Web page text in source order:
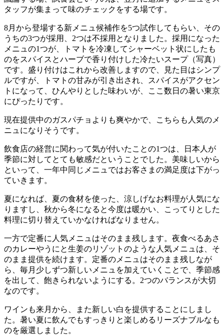
タッフが集まって味のチェックをする場です。
8月から登場する新メニュ候補作を5つ試作してもらい、その
うちの3つが採用、2つは不採用となりました。採用になった
メニュの1つが、トマトを冷凍してシャーベット状にしたも
のをスパイスとハーブで香り付けした冷たいスープ（写真）
です。盛り付けはこれから改善しますので、見た目はシンプ
ルですが、トマトの甘みが引き出され、スパイスがアクセン
トになって、ひんやりとした味わいが、ここ数日の暑い東京
にぴったりです。
現在提供中のガスパチョよりも爽やかで、こちらも人気のメ
ニュになりそうです。
飲食店の経営に関わって気が付いたことの1つは、日本人が
季節に対してとても敏感だということでした。美味しいから
といって、一年中同じメニュではお客さまの満足度は下がっ
ていきます。
夏になれば、夏の食材を使った、涼しげなお料理が人気にな
りますし、秋から冬になると今度は暖かい、こってりとした
料理に切り替えていかなければなりません。
一方で定番に人気メニュはそのまま残します。夜食べるあさ
のカレーやうにと生姜のリゾットのような人気メニュは、そ
のまま提供を続けます。定番のメニュはそのまま残しなが
ら、毎月少しずつ新しいメニュを加えていくことで、季節感
を出して、飽きられないようにする。2つのバランスが大切
なのです。
ワインも来月から、また新しい白を提供することにしまし
た。暑い夏に飲んでもすっきりと楽しめるリーズナブルなも
のを厳選しました。